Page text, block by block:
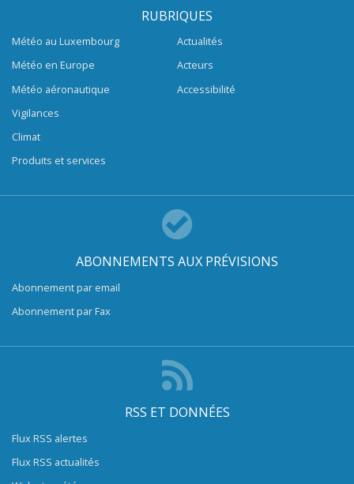
RUBRIQUES
Météo au Luxembourg
Météo en Europe
Météo aéronautique
Vigilances
Climat
Produits et services
Actualités
Acteurs
Accessibilité
ABONNEMENTS AUX PRÉVISIONS
Abonnement par email
Abonnement par Fax
RSS ET DONNÉES
Flux RSS alertes
Flux RSS actualités